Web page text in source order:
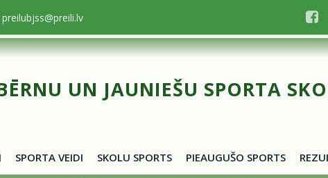
preilubjss@preili.lv
UN JAUNIEŠU SPORTA
SPORTA VEIDI SKOLU SPORTS PIEAUGUŠO SPORTS